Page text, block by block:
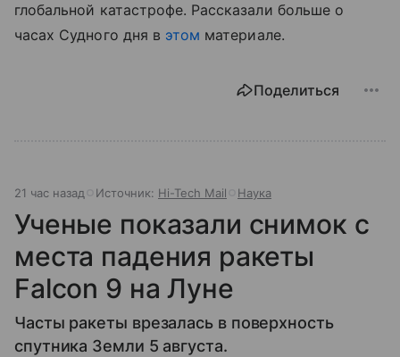
глобальной катастрофе. Рассказали больше о
часах Судного дня в этом материале.
Поделиться
21 час назад Источник: Hi-Tech Mail Наука
Ученые показали снимок с
места падения ракеты
Falcon 9 на Луне
Часты ракеты врезалась в поверхность
спутника Земли 5 августа.